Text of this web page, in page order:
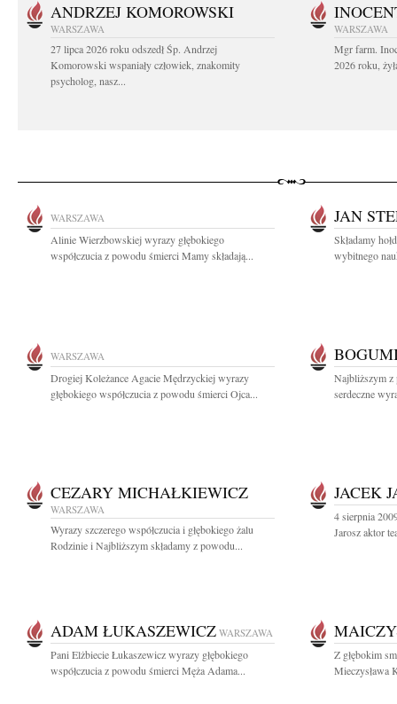
ANDRZEJ KOMOROWSKI
WARSZAWA
27 lipca 2026 roku odszedł Śp. Andrzej
Komorowski wspaniały człowiek, znakomity
psycholog, nasz...
WARSZAWA
Mgr farm.
2026 roku,
WARSZAWA
Alinie Wierzbowskiej wyrazy głębokiego
współczucia z powodu śmierci Mamy składają...
JAN
Składamy
wybitnego
WARSZAWA
Drogiej Koleżance Agacie Mędrzyckiej wyrazy
głębokiego współczucia z powodu śmierci Ojca...
Najbliższym z
serdeczne
CEZARY MICHAŁKIEWICZ
WARSZAWA
Wyrazy szczerego współczucia i głębokiego żalu
Rodzinie i Najbliższym składamy z powodu...
JACEK
4 sierpnia
Jarosz aktor
ADAM ŁUKASZEWICZ WARSZAWA
Pani Elżbiecie Łukaszewicz wyrazy głębokiego
współczucia z powodu śmierci Męża Adama...
Z głębokim
Mieczysława